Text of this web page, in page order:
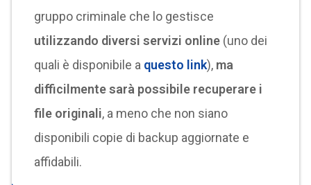
gruppo criminale che lo gestisce
utilizzando diversi servizi online(uno dei
quali è disponibile a questo link), ma
difficilmente sarà possibile recuperare i
file originali, a meno che non siano
disponibili copie di backup aggiornate e
affidabili.